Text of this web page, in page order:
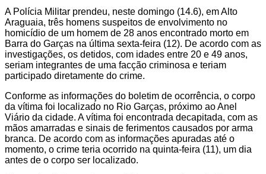
Share
A Polícia Militar prendeu, neste domingo (14.6), em Alto
Araguaia, três homens suspeitos de envolvimento no
homicídio de um homem de 28 anos encontrado morto em
Barra do Garças na última sexta-feira (12). De acordo com as
investigações, os detidos, com idades entre 20 e 49 anos,
seriam integrantes de uma facção criminosa e teriam
participado diretamente do crime.
Conforme as informações do boletim de ocorrência, o corpo
da vítima foi localizado no Rio Garças, próximo ao Anel
Viário da cidade. A vítima foi encontrada decapitada, com as
mãos amarradas e sinais de ferimentos causados por arma
branca. De acordo com as informações apuradas até o
momento, o crime teria ocorrido na quinta-feira (11), um dia
antes de o corpo ser localizado.